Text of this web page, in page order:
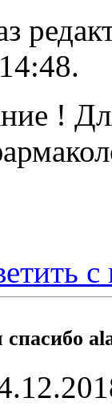
14:48.
!
с
cпасибо